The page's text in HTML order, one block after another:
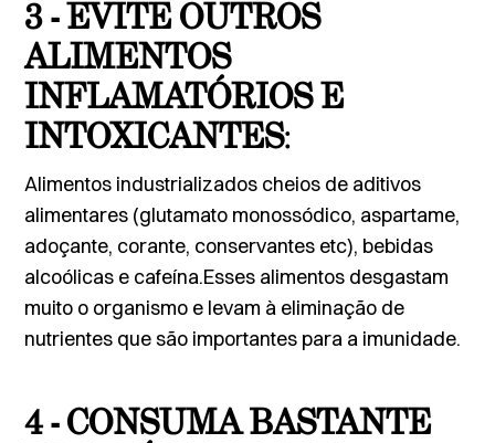
3 - EVITE OUTROS
ALIMENTOS
INFLAMATÓRIOS E
INTOXICANTES:
Alimentos industrializados cheios de aditivos
alimentares (glutamato monossódico, aspartame,
adoçante, corante, conservantes etc), bebidas
alcoólicas e cafeína.Esses alimentos desgastam
muito o organismo e levam à eliminação de
nutrientes que são importantes para a imunidade.
4 - CONSUMA BASTANTE